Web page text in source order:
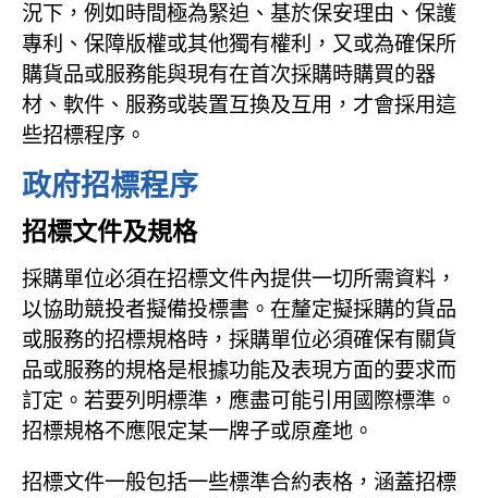
況下，例如時間極為緊迫、基於保安理由、保護
專利、保障版權或其他獨有權利，又或為確保所
購貨品或服務能與現有在首次採購時購買的器
材、軟件、服務或裝置互換及互用，才會採用這
些招標程序。
政府招標程序
招標文件及規格
採購單位必須在招標文件內提供一切所需資料，
以協助競投者擬備投標書。在釐定擬採購的貨品
或服務的招標規格時，採購單位必須確保有關貨
品或服務的規格是根據功能及表現方面的要求而
訂定。若要列明標準，應盡可能引用國際標準。
招標規格不應限定某一牌子或原產地。
招標文件一般包括一些標準合約表格，涵蓋招標